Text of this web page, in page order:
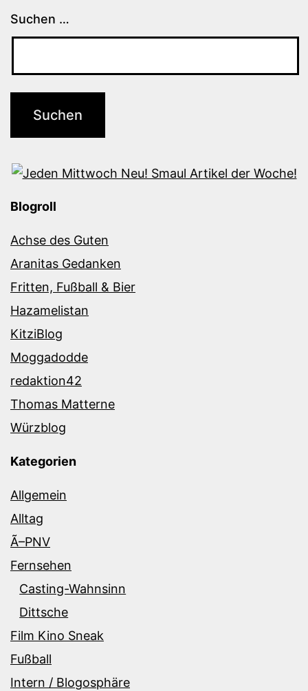
Suchen …
Blogroll
Achse des Guten
Aranitas Gedanken
Fritten, Fußball & Bier
Hazamelistan
KitziBlog
Moggadodde
redaktion42
Thomas Matterne
Würzblog
Kategorien
Allgemein
Alltag
Ã–PNV
Fernsehen
Casting-Wahnsinn
Dittsche
Film Kino Sneak
Fußball
Intern / Blogosphäre